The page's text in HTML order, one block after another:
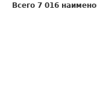
Всего 7 016